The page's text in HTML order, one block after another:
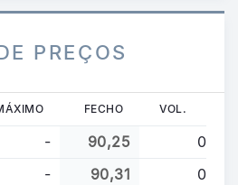
PREÇOS
FECHO VOL.
- 90,25
0
- 90,31
0